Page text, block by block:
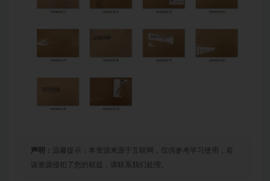
声明： 温馨提示：本资源来源于互联网，仅供参考学习使用，若
该资源侵犯了您的权益，请联系我们处理。